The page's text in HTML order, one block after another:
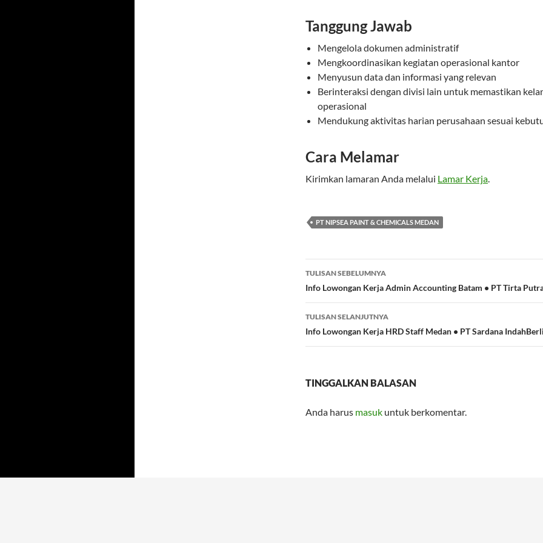
Tanggung Jawab
Mengelola dokumen administratif
Mengkoordinasikan kegiatan operasional kantor
Menyusun data dan informasi yang relevan
Berinteraksi dengan divisi lain untuk memastikan
operasional
Mendukung aktivitas harian perusahaan sesuai
Cara Melamar
Kirimkan lamaran Anda melalui Lamar Kerja.
PT NIPSEA PAINT & CHEMICALS MEDAN
Navigasi
Tulisan
TULISAN SEBELUMNYA
Info Lowongan Kerja Admin Accounting Batam • PT Tirta
TULISAN SELANJUTNYA
Info Lowongan Kerja HRD Staff Medan • PT Sardana
TINGGALKAN BALASAN
Anda harus masuk untuk berkomentar.